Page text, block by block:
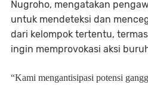
Nugroho, mengatakan
untuk mendeteksi dan
dari kelompok tertentu,
ingin memprovokasi aksi
“Kami mengantisipasi potensi